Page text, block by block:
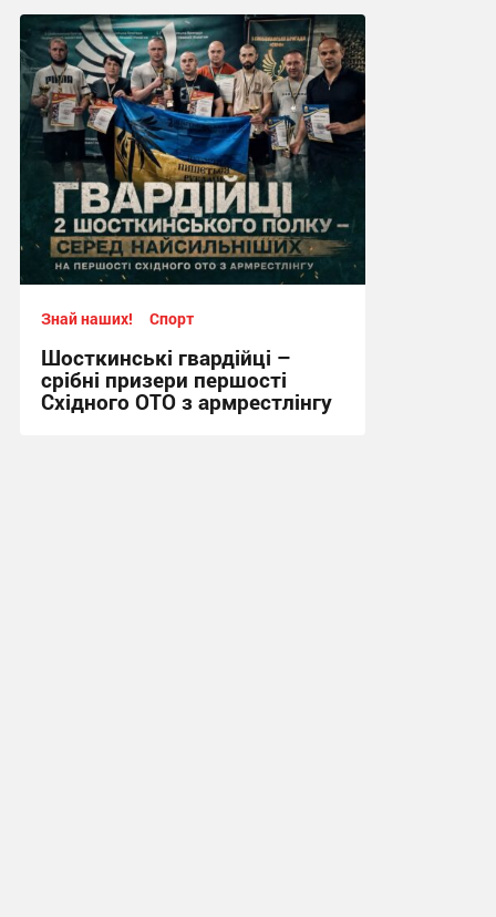
11:57, 4.08.2026
Знай наших! Спорт
Шосткинські гвардійці –
срібні призери першості
Східного ОТО з армрестлінгу